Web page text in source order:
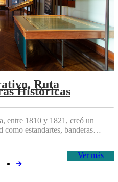
Ruta
Históricas
entre 1810 y 1821, creó un
como estandartes, banderas…
Ver más